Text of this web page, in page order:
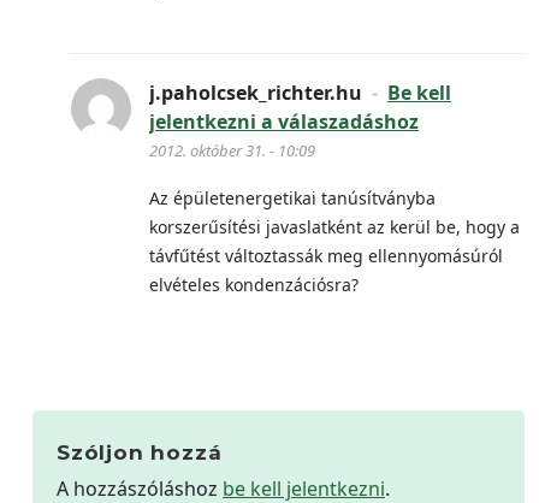
j.paholcsek_richter.hu - Be kell
jelentkezni a válaszadáshoz
2012. október 31. - 10:09
Az épületenergetikai tanúsítványba
korszerűsítési javaslatként az kerül be, hogy a
távfűtést változtassák meg ellennyomásúról
elvételes kondenzációsra?
Szóljon hozzá
A hozzászóláshoz be kell jelentkezni.